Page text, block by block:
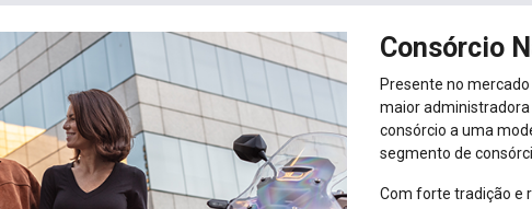
Consórcio
Presente no
maior administradora
consórcio a uma
segmento de
Com forte tradição e